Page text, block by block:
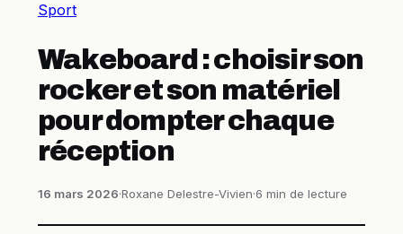
Sport
Wakeboard : choisir son
rocker et son matériel
pour dompter chaque
réception
16 mars 2026·Roxane Delestre-Vivien·6 min de lecture